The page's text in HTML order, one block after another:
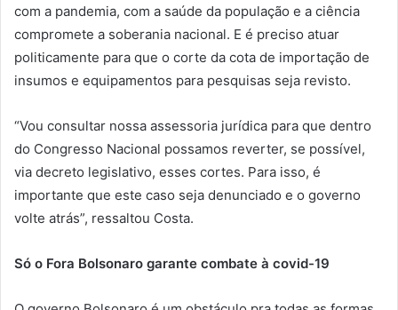
com a pandemia, com a saúde da população e a ciência
compromete a soberania nacional. E é preciso atuar
politicamente para que o corte da cota de importação de
insumos e equipamentos para pesquisas seja revisto.
“Vou consultar nossa assessoria jurídica para que dentro
do Congresso Nacional possamos reverter, se possível,
via decreto legislativo, esses cortes. Para isso, é
importante que este caso seja denunciado e o governo
volte atrás”, ressaltou Costa.
Só o Fora Bolsonaro garante combate à covid-19